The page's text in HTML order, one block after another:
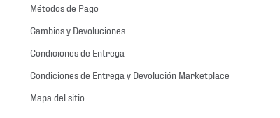
Métodos de Pago
Cambios y Devoluciones
Condiciones de Entrega
Condiciones de Entrega y Devolución Marketplace
Mapa del sitio